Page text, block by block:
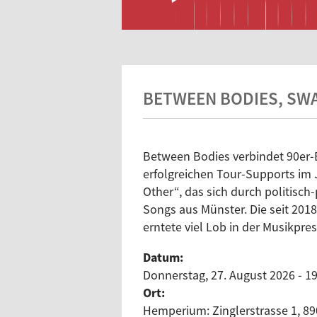
BETWEEN BODIES,
Between Bodies verbindet
erfolgreichen Tour-Supports im
Other“, das sich durch
Songs aus Münster. Die seit
erntete viel Lob in der
Datum:
Donnerstag, 27. August 2026 -
Ort:
Hemperium: Zinglerstrasse 1,